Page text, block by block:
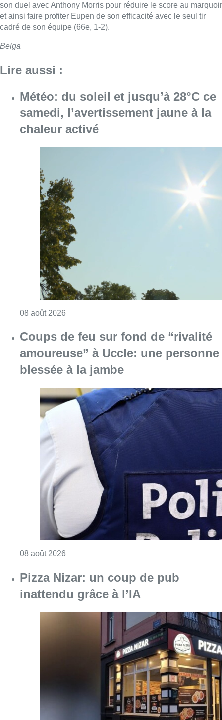
son duel avec Anthony Morris pour réduire le score au marquoir
et ainsi faire profiter Eupen de son efficacité avec le seul tir
cadré de son équipe (66e, 1-2).
Belga
Lire aussi :
Météo: du soleil et jusqu’à 28°C ce
samedi, l’avertissement jaune à la
chaleur activé
08 août 2026
Coups de feu sur fond de “rivalité
amoureuse” à Uccle: une personne
blessée à la jambe
08 août 2026
Pizza Nizar: un coup de pub
inattendu grâce à l’IA